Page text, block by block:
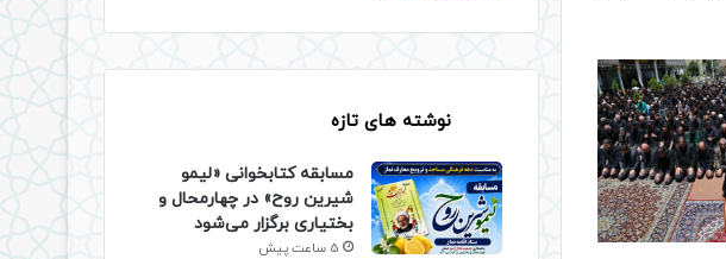
نوشته های تازه
مسابقه کتابخوانی «لیمو
شیرین روح» در چهارمحال و
بختیاری برگزار می‌شود
5 ساعت پیش